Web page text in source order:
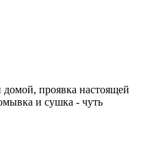
проявка настоящей
и сушка - чуть